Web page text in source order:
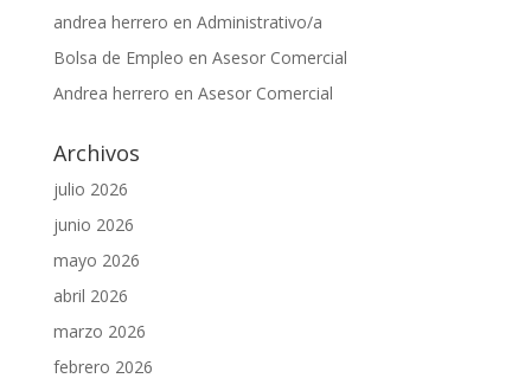
andrea herrero en Administrativo/a
Bolsa de Empleo en Asesor Comercial
Andrea herrero en Asesor Comercial
Archivos
julio 2026
junio 2026
mayo 2026
abril 2026
marzo 2026
febrero 2026